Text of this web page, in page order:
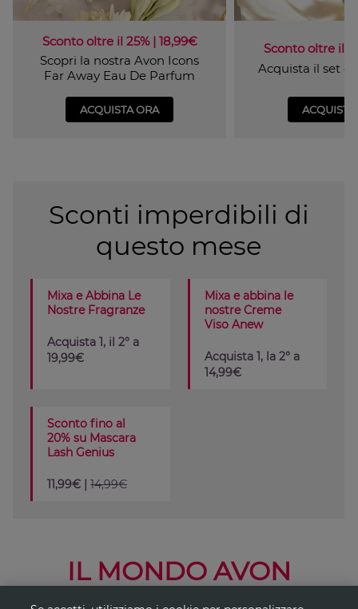
Sconto oltre il 25% | 18,99€
Scopri la nostra Avon Icons
Far Away Eau De Parfum
ACQUISTA ORA
Sconto oltre il
Acquista il set
ACQUISTA
Sconti imperdibili di
questo mese
Mixa e Abbina Le
Nostre Fragranze
Acquista 1, il 2° a
19,99€
Mixa e abbina le
nostre Creme
Viso Anew
Acquista 1, la 2° a
14,99€
Sconto fino al
20% su Mascara
Lash Genius
11,99€ |14,99€
IL MONDO AVON